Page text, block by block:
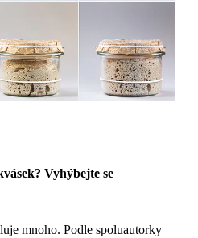
Vyhýbejte se
mnoho. Podle spoluautorky